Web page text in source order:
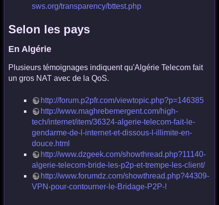
sws.org/transparency/bttest.php
Selon les pays
En Algérie
Plusieurs témoignages indiquent qu'Algérie Telecom fait
un gros NAT avec de la QoS.
http://forum.p2pfr.com/viewtopic.php?p=146385
http://www.maghrebemergent.com/high-
tech/internet/item/36324-algerie-telecom-fait-le-
gendarme-de-l-internet-et-dissous-l-illimite-en-
douce.html
http://www.dzgeek.com/showthread.php?11140-
algerie-telecom-bride-les-p2p-et-trempe-les-client/
http://www.forumdz.com/showthread.php?44309-
VPN-pour-contourner-le-Bridage-P2P-!